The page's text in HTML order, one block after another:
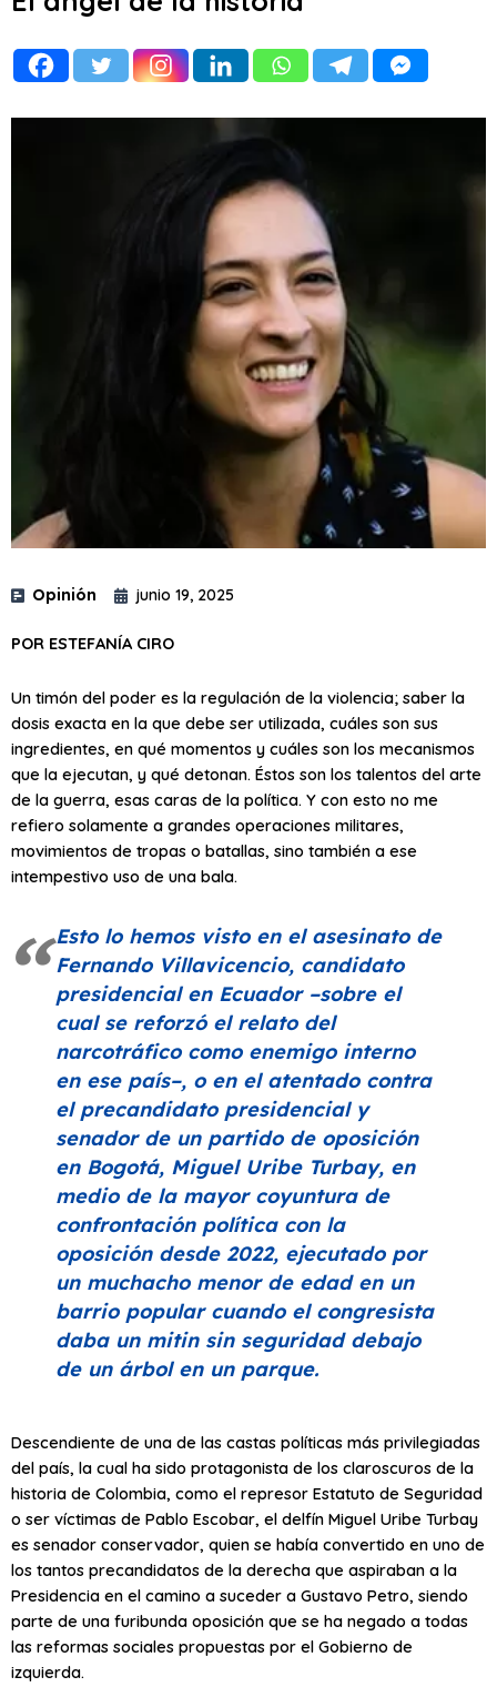
Opinión junio 19, 2025
POR ESTEFANÍA CIRO
Un timón del poder es la regulación de la violencia; saber la
dosis exacta en la que debe ser utilizada, cuáles son sus
ingredientes, en qué momentos y cuáles son los mecanismos
que la ejecutan, y qué detonan. Éstos son los talentos del arte
de la guerra, esas caras de la política. Y con esto no me
refiero solamente a grandes operaciones militares,
movimientos de tropas o batallas, sino también a ese
intempestivo uso de una bala.
Esto lo hemos visto en el asesinato de
Fernando Villavicencio, candidato
presidencial en Ecuador –sobre el
cual se reforzó el relato del
narcotráfico como enemigo interno
en ese país–, o en el atentado contra
el precandidato presidencial y
senador de un partido de oposición
en Bogotá, Miguel Uribe Turbay, en
medio de la mayor coyuntura de
confrontación política con la
oposición desde 2022, ejecutado por
un muchacho menor de edad en un
barrio popular cuando el congresista
daba un mitin sin seguridad debajo
de un árbol en un parque.
Descendiente de una de las castas políticas más privilegiadas
del país, la cual ha sido protagonista de los claroscuros de la
historia de Colombia, como el represor Estatuto de Seguridad
o ser víctimas de Pablo Escobar, el delfín Miguel Uribe Turbay
es senador conservador, quien se había convertido en uno de
los tantos precandidatos de la derecha que aspiraban a la
Presidencia en el camino a suceder a Gustavo Petro, siendo
parte de una furibunda oposición que se ha negado a todas
las reformas sociales propuestas por el Gobierno de
izquierda.